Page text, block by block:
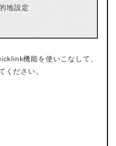
地設定
機能を使いこなして、
ください。